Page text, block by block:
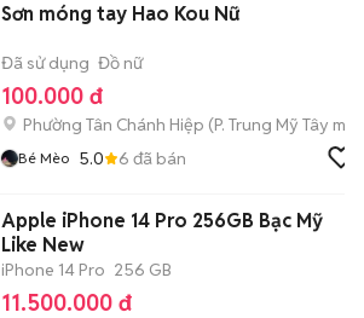
Sơn móng tay Hao Kou Nữ
Đã sử dụng Đồ nữ
100.000 đ
Phường Tân Chánh Hiệp (P. Trung Mỹ Tây mới)
Bé Mèo 5.0 6 đã bán
Apple iPhone 14 Pro 256GB Bạc Mỹ
Like New
iPhone 14 Pro 256 GB
11.500.000 đ